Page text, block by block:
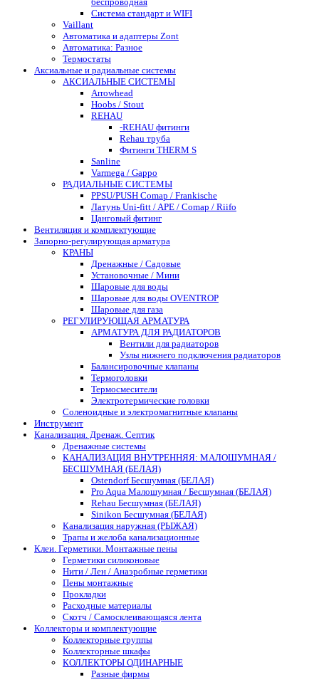
Система стандарт и WIFI
Vaillant
Автоматика и адаптеры Zont
Автоматика: Разное
Термостаты
Аксиальные и радиальные системы
АКСИАЛЬНЫЕ СИСТЕМЫ
Arrowhead
Hoobs / Stout
REHAU
-REHAU фитинги
Rehau труба
Фитинги THERM S
Sanline
Varmega / Gappo
РАДИАЛЬНЫЕ СИСТЕМЫ
PPSU/PUSH Comap / Frankische
Латунь Uni-fitt / APE / Comap / Riifo
Цанговый фитинг
Вентиляция и комплектующие
Запорно-регулирующая арматура
КРАНЫ
Дренажные / Садовые
Установочные / Мини
Шаровые для воды
Шаровые для воды OVENTROP
Шаровые для газа
РЕГУЛИРУЮЩАЯ АРМАТУРА
АРМАТУРА ДЛЯ РАДИАТОРОВ
Вентили для радиаторов
Узлы нижнего подключения радиаторов
Балансировочные клапаны
Термоголовки
Термосмесители
Электротермические головки
Соленоидные и электромагнитные клапаны
Инструмент
Канализация. Дренаж. Септик
Дренажные системы
КАНАЛИЗАЦИЯ ВНУТРЕННЯЯ: МАЛОШУМНАЯ /
БЕСШУМНАЯ (БЕЛАЯ)
Ostendorf Бесшумная (БЕЛАЯ)
Pro Aqua Малошумная / Бесшумная (БЕЛАЯ)
Rehau Бесшумная (БЕЛАЯ)
Sinikon Бесшумная (БЕЛАЯ)
Канализация наружная (РЫЖАЯ)
Трапы и желоба канализационные
Клеи. Герметики. Монтажные пены
Герметики силиконовые
Нити / Лен / Анаэробные герметики
Пены монтажные
Прокладки
Расходные материалы
Скотч / Самосклеивающаяся лента
Коллекторы и комплектующие
Коллекторные группы
Коллекторные шкафы
КОЛЛЕКТОРЫ ОДИНАРНЫЕ
Разные фирмы